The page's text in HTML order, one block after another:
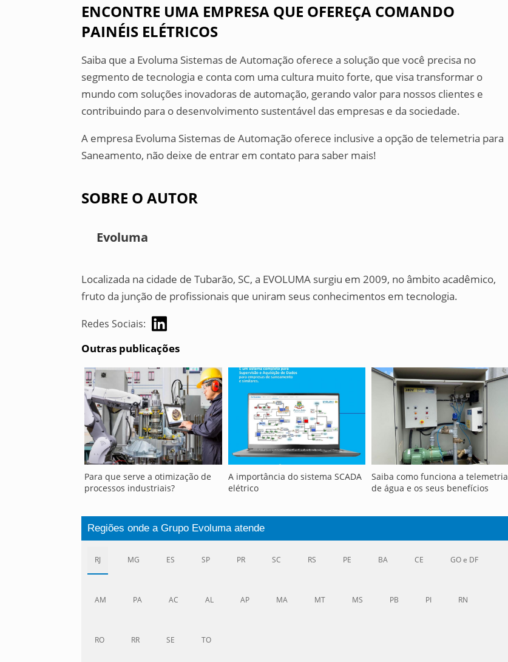
ENCONTRE UMA EMPRESA QUE OFEREÇA COMANDO
PAINÉIS ELÉTRICOS
Saiba que a Evoluma Sistemas de Automação oferece a solução que você precisa no
segmento de tecnologia e conta com uma cultura muito forte, que visa transformar o
mundo com soluções inovadoras de automação, gerando valor para nossos clientes e
contribuindo para o desenvolvimento sustentável das empresas e da sociedade.
A empresa Evoluma Sistemas de Automação oferece inclusive a opção de telemetria para
Saneamento, não deixe de entrar em contato para saber mais!
SOBRE O AUTOR
Evoluma
Localizada na cidade de Tubarão, SC, a EVOLUMA surgiu em 2009, no âmbito acadêmico,
fruto da junção de profissionais que uniram seus conhecimentos em tecnologia.
Redes Sociais:
Outras publicações
Para que serve a otimização de
processos industriais?
A importância do sistema SCADA
elétrico
Saiba como funciona a telemetria
de água e os seus benefícios
Regiões onde a Grupo Evoluma atende
RJ MG ES SP PR SC RS PE BA CE GO e DF
AM PA AC AL AP MA MT MS PB PI RN
RO RR SE TO